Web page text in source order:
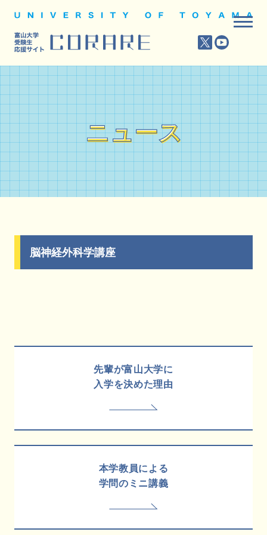
ニュース
ニュース
脳神経外科学講座
先輩が富山大学に
入学を決めた理由
本学教員による
学問のミニ講義